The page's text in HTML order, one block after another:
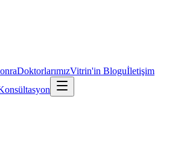
DoktorlarımızVitrin'in Bloguİletişim